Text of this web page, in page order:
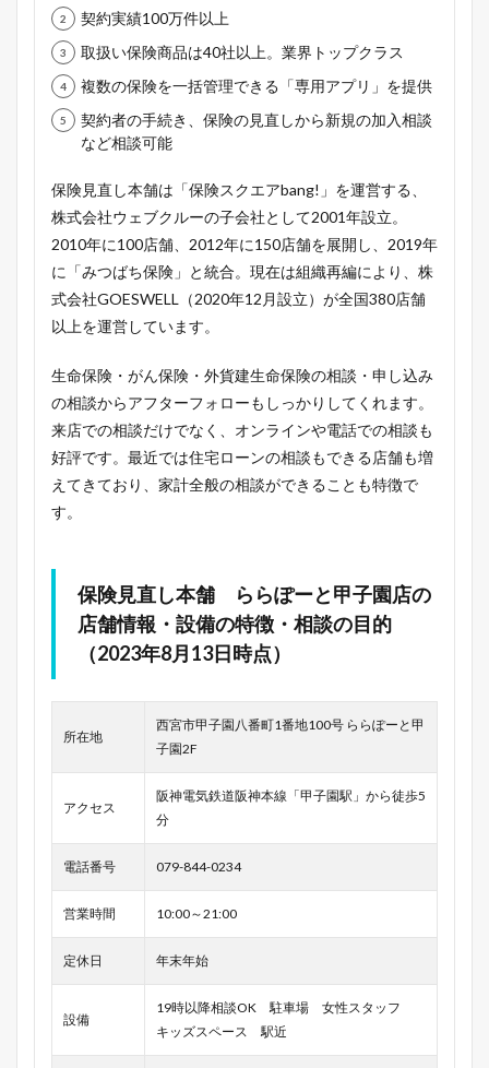
契約実績100万件以上
取扱い保険商品は40社以上。業界トップクラス
複数の保険を一括管理できる「専用アプリ」を提供
契約者の手続き、保険の見直しから新規の加入相談
など相談可能
保険見直し本舗は「保険スクエアbang!」を運営する、
株式会社ウェブクルーの子会社として2001年設立。
2010年に100店舗、2012年に150店舗を展開し、2019年
に「みつばち保険」と統合。現在は組織再編により、株
式会社GOESWELL（2020年12月設立）が全国380店舗
以上を運営しています。
生命保険・がん保険・外貨建生命保険の相談・申し込み
の相談からアフターフォローもしっかりしてくれます。
来店での相談だけでなく、オンラインや電話での相談も
好評です。最近では住宅ローンの相談もできる店舗も増
えてきており、家計全般の相談ができることも特徴で
す。
保険見直し本舗 ららぽーと甲子園店の
店舗情報・設備の特徴・相談の目的
（2023年8月13日時点）
所在地
西宮市甲子園八番町1番地100号 ららぽーと甲
子園2F
アクセス
阪神電気鉄道阪神本線「甲子園駅」から徒歩5
分
電話番号 079-844-0234
営業時間 10:00～21:00
定休日 年末年始
設備
19時以降相談OK 駐車場 女性スタッフ
キッズスペース 駅近